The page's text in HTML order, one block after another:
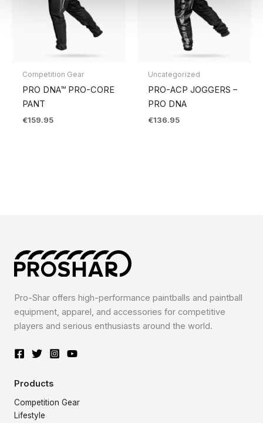
Competition Gear
PRO DNA™ PRO-CORE
PANT
€159.95
Uncategorized
PRO-ACP JOGGERS –
PRO DNA
€136.95
Pro-Shar offers high-performance paintballs and paintball
equipment, apparel, and accessories for competitive
players and serious enthusiasts around the world.
Products
Competition Gear
Lifestyle